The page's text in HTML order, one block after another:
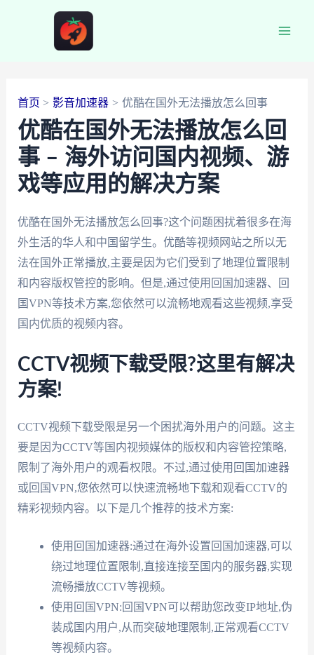
首页 影音加速器 优酷在国外无法播放怎么回事
优酷在国外无法播放怎么回
事 – 海外访问国内视频、游
戏等应用的解决方案
优酷在国外无法播放怎么回事?这个问题困扰着很多在海
外生活的华人和中国留学生。优酷等视频网站之所以无
法在国外正常播放,主要是因为它们受到了地理位置限制
和内容版权管控的影响。但是,通过使用回国加速器、回
国VPN等技术方案,您依然可以流畅地观看这些视频,享受
国内优质的视频内容。
CCTV视频下载受限?这里有解决
方案!
CCTV视频下载受限是另一个困扰海外用户的问题。这主
要是因为CCTV等国内视频媒体的版权和内容管控策略,
限制了海外用户的观看权限。不过,通过使用回国加速器
或回国VPN,您依然可以快速流畅地下载和观看CCTV的
精彩视频内容。以下是几个推荐的技术方案:
使用回国加速器:通过在海外设置回国加速器,可以
绕过地理位置限制,直接连接至国内的服务器,实现
流畅播放CCTV等视频。
使用回国VPN:回国VPN可以帮助您改变IP地址,伪
装成国内用户,从而突破地理限制,正常观看CCTV
等视频内容。